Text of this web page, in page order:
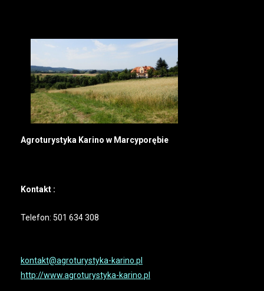
Agroturystyka Karino w Marcyporębie
Kontakt :
Telefon: 501 634 308
kontakt@agroturystyka-karino.pl
http://www.agroturystyka-karino.pl